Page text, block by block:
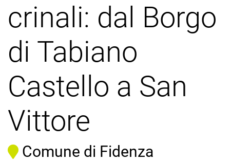
crinali: dal Borgo
di Tabiano
Castello a San
Vittore
Comune di Fidenza